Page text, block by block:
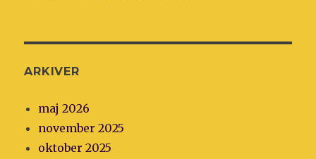
ARKIVER
maj 2026
november 2025
oktober 2025